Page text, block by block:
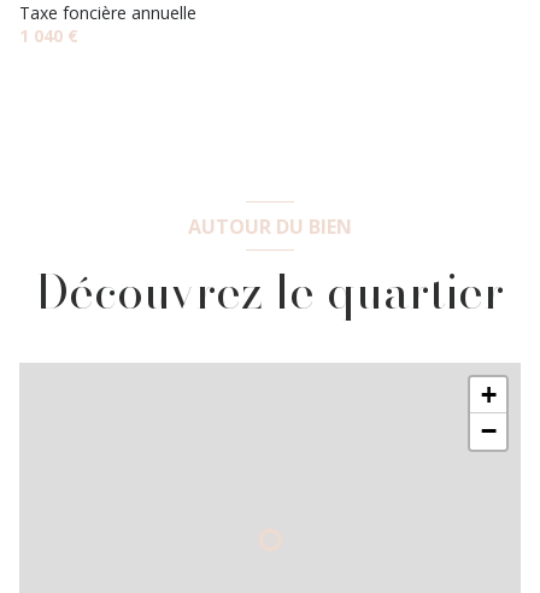
Taxe foncière annuelle
1 040 €
AUTOUR DU BIEN
Découvrez le quartier
+
−